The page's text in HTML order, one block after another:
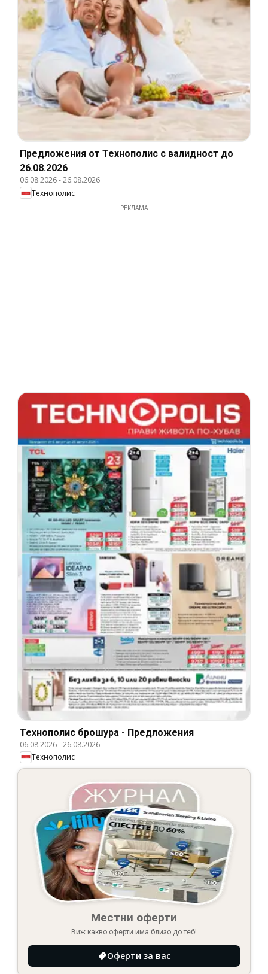
Предложения от Технополис с валидност до
26.08.2026
06.08.2026-26.08.2026
Технополис
РЕКЛАМА
Технополис брошура - Предложения
06.08.2026-26.08.2026
Технополис
Местни оферти
Виж какво оферти има близо до теб!
Оферти за вас